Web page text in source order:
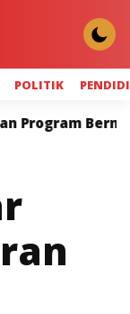
POLITIK
Bermanfaat